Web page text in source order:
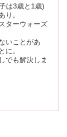
は3歳と1歳)
り。
ターウォーズ
いことがあ
に。
でも解決しま